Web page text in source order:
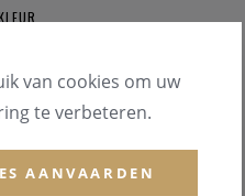
van cookies om uw
te verbeteren.
AANVAARDEN